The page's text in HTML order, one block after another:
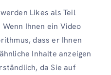
Likes als Teil
Ihnen ein Video
dass er Ihnen
Inhalte anzeigen
da Sie auf